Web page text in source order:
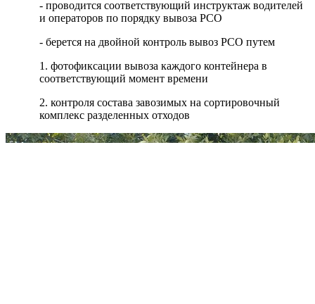
- проводится соответствующий инструктаж водителей
и операторов по порядку вывоза РСО
- берется на двойной контроль вывоз РСО путем
1. фотофиксации вывоза каждого контейнера в
соответствующий момент времени
2. контроля состава завозимых на сортировочный
комплекс разделенных отходов